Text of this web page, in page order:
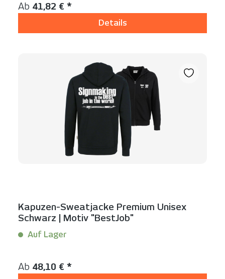
Regulärer Preis:
Ab 41,82 € *
Details
Kapuzen-Sweatjacke Premium Unisex
Schwarz | Motiv "BestJob"
Auf Lager
Regulärer Preis:
Ab 48,10 € *